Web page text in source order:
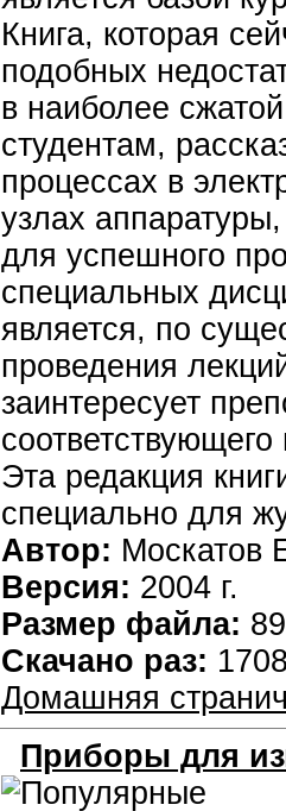
Книга, которая
подобных
в наиболее
студентам,
процессах в
узлах
для успешного
специальных
является, по
проведения
заинтересует
Эта редакция
специально для
Автор: Москатов
Версия: 2004 г.
Размер файла:
Скачано раз:
Домашняя
Приборы для